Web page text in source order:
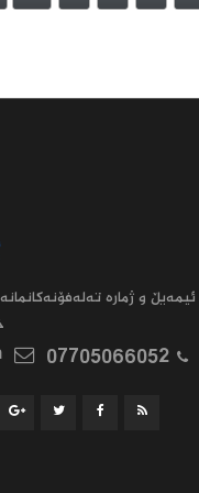
و ژماره‌
07705066052